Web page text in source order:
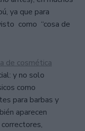
ya que para
como “cosa de
de cosmética
y no solo
como
para barbas y
aparecen